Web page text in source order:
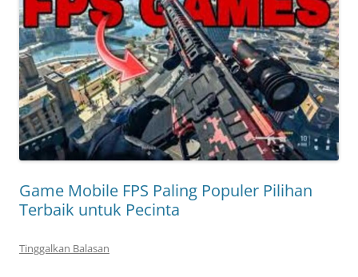
Game Mobile FPS Paling Populer Pilihan
Terbaik untuk Pecinta
Tinggalkan Balasan